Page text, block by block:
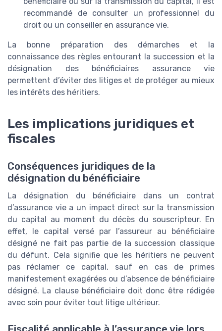
recommandé de consulter un professionnel du
droit ou un conseiller en assurance vie.
La bonne préparation des démarches et la
connaissance des règles entourant la succession et la
désignation des bénéficiaires assurance vie
permettent d’éviter des litiges et de protéger au mieux
les intérêts des héritiers.
Les implications juridiques et
fiscales
Conséquences juridiques de la
désignation du bénéficiaire
La désignation du bénéficiaire dans un contrat
d’assurance vie a un impact direct sur la transmission
du capital au moment du décès du souscripteur. En
effet, le capital versé par l’assureur au bénéficiaire
désigné ne fait pas partie de la succession classique
du défunt. Cela signifie que les héritiers ne peuvent
pas réclamer ce capital, sauf en cas de primes
manifestement exagérées ou d’absence de bénéficiaire
désigné. La clause bénéficiaire doit donc être rédigée
avec soin pour éviter tout litige ultérieur.